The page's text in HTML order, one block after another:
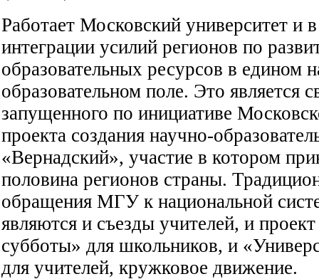
Работает Московский университет и
интеграции усилий регионов по
образовательных ресурсов в едином
образовательном поле. Это является
запущенного по инициативе
проекта создания научно-
«Вернадский», участие в котором
половина регионов страны.
обращения МГУ к национальной
являются и съезды учителей, и
субботы» для школьников, и
для учителей, кружковое движение.